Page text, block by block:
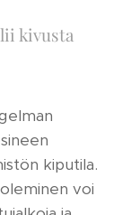
kivusta
kiputila.
voi